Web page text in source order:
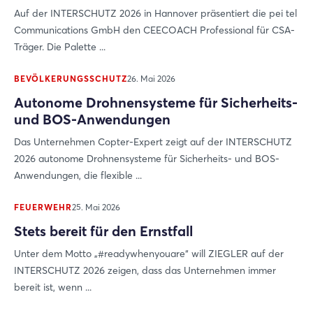
Auf der INTERSCHUTZ 2026 in Hannover präsentiert die pei tel
Communications GmbH den CEECOACH Professional für CSA-
Träger. Die Palette ...
BEVÖLKERUNGSSCHUTZ26. Mai 2026
Autonome Drohnensysteme für Sicherheits-
und BOS-Anwendungen
Das Unternehmen Copter-Expert zeigt auf der INTERSCHUTZ
2026 autonome Drohnensysteme für Sicherheits- und BOS-
Anwendungen, die flexible ...
FEUERWEHR25. Mai 2026
Stets bereit für den Ernstfall
Unter dem Motto „#readywhenyouare“ will ZIEGLER auf der
INTERSCHUTZ 2026 zeigen, dass das Unternehmen immer
bereit ist, wenn ...